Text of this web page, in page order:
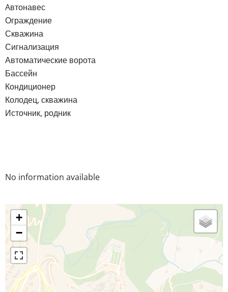
Aвтонавес
Ограждение
Скважина
Сигнализация
Автоматические ворота
Бассейн
Кондиционер
Колодец, скважина
Источник, родник
No information available
+
−